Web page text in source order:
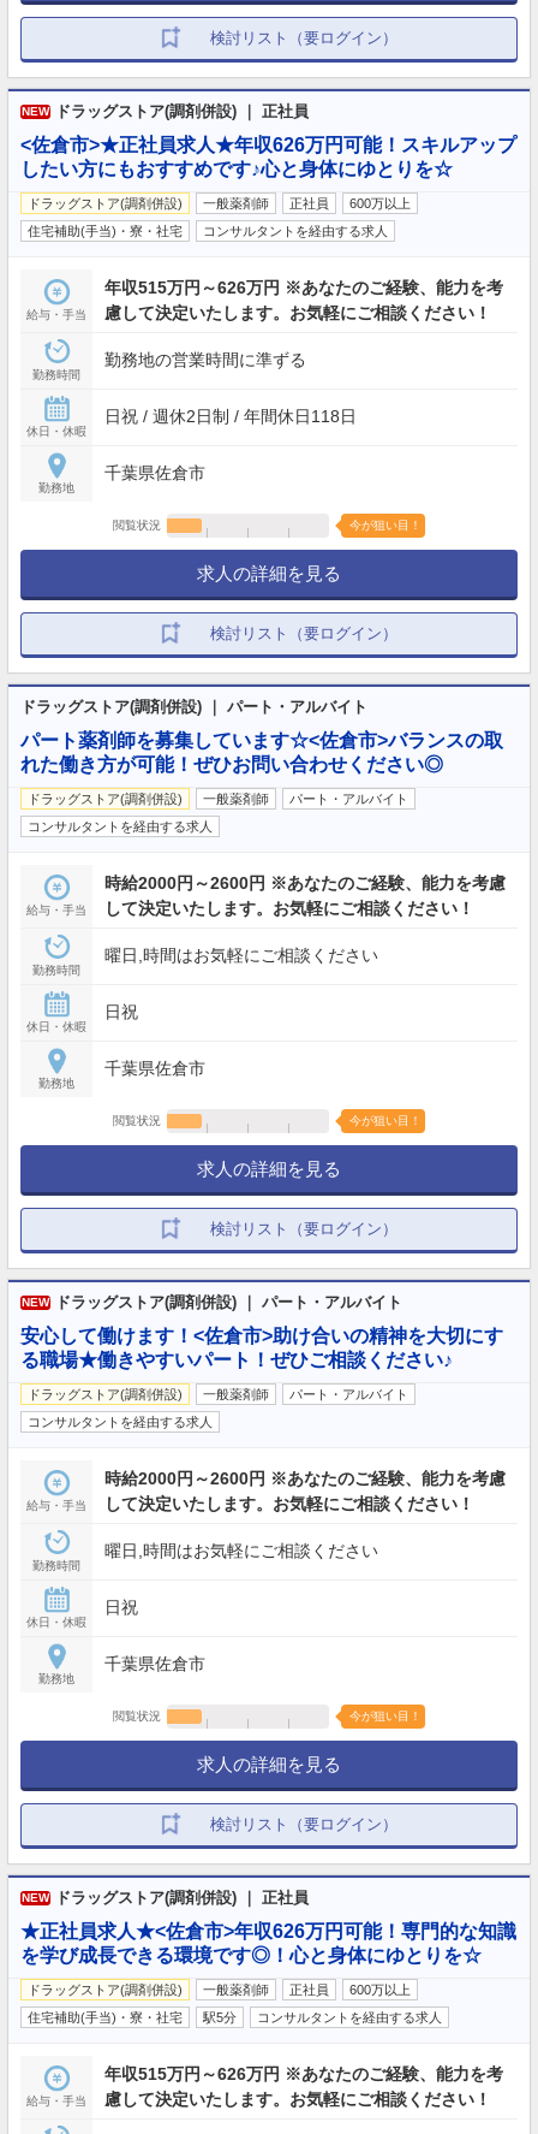
検討リスト（要ログイン）
NEW ドラッグストア(調剤併設) ｜ 正社員
<佐倉市>★正社員求人★年収626万円可能！スキルアップ
したい方にもおすすめです♪心と身体にゆとりを☆
ドラッグストア(調剤併設) 一般薬剤師 正社員
600万以上
住宅補助(手当)・寮・社宅
コンサルタントを経由する求人
給与・手当
年収515万円～626万円 ※あなたのご経験、能力を考
慮して決定いたします。お気軽にご相談ください！
勤務時間
勤務地の営業時間に準ずる
休日・休暇
日祝 / 週休2日制 / 年間休日118日
勤務地
千葉県佐倉市
閲覧状況 今が狙い目！
求人の詳細を見る
検討リスト（要ログイン）
ドラッグストア(調剤併設) ｜ パート・アルバイト
パート薬剤師を募集しています☆<佐倉市>バランスの取
れた働き方が可能！ぜひお問い合わせください◎
ドラッグストア(調剤併設) 一般薬剤師
パート・アルバイト
コンサルタントを経由する求人
給与・手当
時給2000円～2600円 ※あなたのご経験、能力を考慮
して決定いたします。お気軽にご相談ください！
勤務時間
曜日,時間はお気軽にご相談ください
休日・休暇
日祝
勤務地
千葉県佐倉市
閲覧状況 今が狙い目！
求人の詳細を見る
検討リスト（要ログイン）
NEW ドラッグストア(調剤併設) ｜ パート・アルバイト
安心して働けます！<佐倉市>助け合いの精神を大切にす
る職場★働きやすいパート！ぜひご相談ください♪
ドラッグストア(調剤併設) 一般薬剤師
パート・アルバイト
コンサルタントを経由する求人
給与・手当
時給2000円～2600円 ※あなたのご経験、能力を考慮
して決定いたします。お気軽にご相談ください！
勤務時間
曜日,時間はお気軽にご相談ください
休日・休暇
日祝
勤務地
千葉県佐倉市
閲覧状況 今が狙い目！
求人の詳細を見る
検討リスト（要ログイン）
NEW ドラッグストア(調剤併設) ｜ 正社員
★正社員求人★<佐倉市>年収626万円可能！専門的な知識
を学び成長できる環境です◎！心と身体にゆとりを☆
ドラッグストア(調剤併設) 一般薬剤師 正社員
600万以上
住宅補助(手当)・寮・社宅
駅5分 コンサルタントを経由する求人
給与・手当
年収515万円～626万円 ※あなたのご経験、能力を考
慮して決定いたします。お気軽にご相談ください！